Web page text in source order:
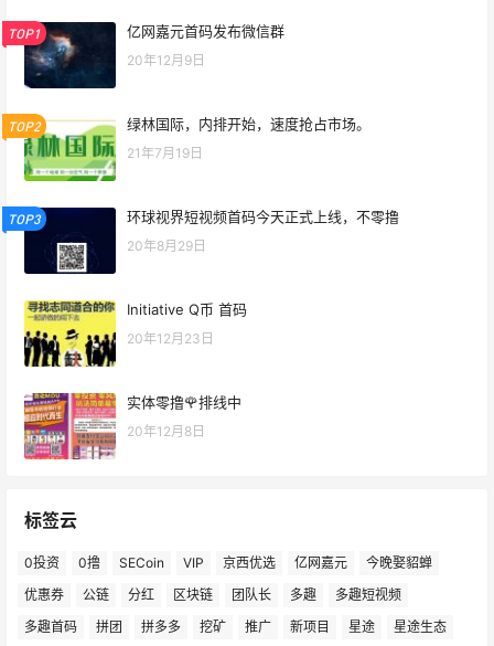
TOP1 亿网嘉元首码发布微信群
20年12月9日
TOP2 绿林国际，内排开始，速度抢占市场。
21年7月19日
TOP3 环球视界短视频首码今天正式上线，不零撸
20年8月29日
Initiative Q币 首码
20年12月23日
实体零撸🌹排线中
20年12月8日
标签云
0投资 0撸 SECoin VIP 京西优选 亿网嘉元
今晚娶貂蝉
优惠券
公链 分红 区块链 团队长 多趣
多趣短视频
多趣首码
拼团 拼多多 挖矿 推广 新项目 星途 星途生态